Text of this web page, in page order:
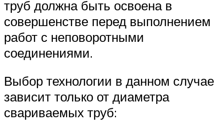
труб должна быть освоена в
совершенстве перед выполнением
работ с неповоротными
соединениями.
Выбор технологии в данном случае
зависит только от диаметра
свариваемых труб: